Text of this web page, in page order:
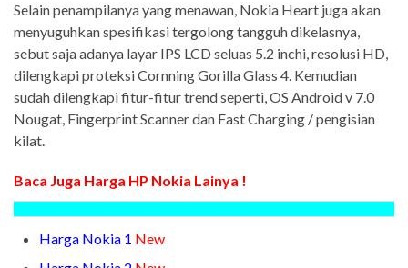
Selain penampilanya yang menawan, Nokia Heart juga akan
menyuguhkan spesifikasi tergolong tangguh dikelasnya,
sebut saja adanya layar IPS LCD seluas 5.2 inchi, resolusi HD,
dilengkapi proteksi Cornning Gorilla Glass 4. Kemudian
sudah dilengkapi fitur-fitur trend seperti, OS Android v 7.0
Nougat, Fingerprint Scanner dan Fast Charging / pengisian
kilat.
Baca Juga Harga HP Nokia Lainya !
Harga Nokia 1 New